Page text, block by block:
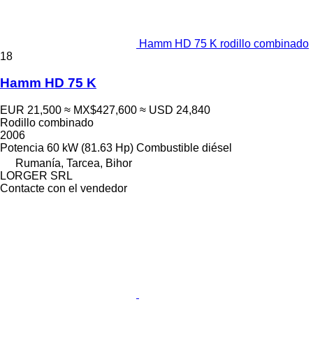
Hamm HD 75 K rodillo combinado
18
Hamm HD 75 K
EUR 21,500 ≈ MX$427,600 ≈ USD 24,840
Rodillo combinado
2006
Potencia 60 kW (81.63 Hp) Combustible diésel
Rumanía, Tarcea, Bihor
LORGER SRL
Contacte con el vendedor